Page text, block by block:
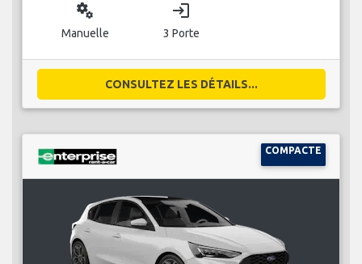
miscellaneous_services
Manuelle
login
3 Porte
CONSULTEZ LES DÉTAILS...
COMPACTE